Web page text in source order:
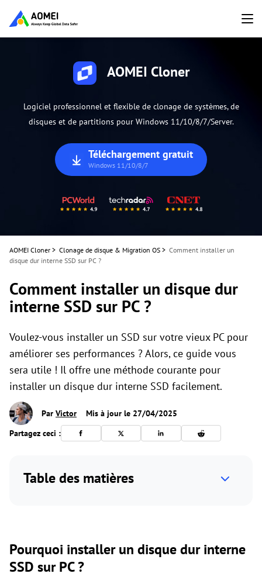
AOMEI Cloner
Logiciel professionnel et flexible de clonage de systèmes, de
disques et de partitions pour Windows 11/10/8/7/Server.
Téléchargement gratuit
Windows 11/10/8/7
AOMEI Cloner > Clonage de disque & Migration OS > Comment installer un
disque dur interne SSD sur PC ?
Comment installer un disque dur
interne SSD sur PC ?
Voulez-vous installer un SSD sur votre vieux PC pour
améliorer ses performances ? Alors, ce guide vous
sera utile ! Il offre une méthode courante pour
installer un disque dur interne SSD facilement.
Par Victor
Mis à jour le 27/04/2025
Partagez ceci :
Table des matières
Pourquoi installer un disque dur interne
SSD sur PC ?